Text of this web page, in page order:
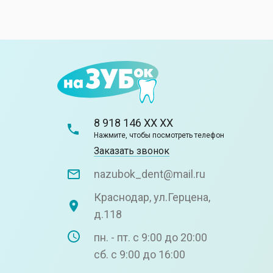
8 918 146 XX XX
Нажмите, чтобы посмотреть телефон
Заказать звонок
nazubok_dent@mail.ru
Краснодар, ул.Герцена,
д.118
пн. - пт. с 9:00 до 20:00
сб. с 9:00 до 16:00